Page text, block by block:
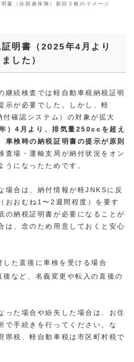
書（自賠責保険）新旧２枚のイメージ
明書（2025年4月より
した）
継続検査では軽自動車税納税証明
示が必要でした。しかし、軽
確認システム）の対象が拡大
）4月より、排気量250ccを超え
車検時の納税証明書の提示が原則
査場・運輸支局が納付状況をオン
うになったためです。
場合は、納付情報が軽JNKSに反
おおむね1〜2週間程度）を要す
の納税証明書が必要になることが
は、念のため用意しておくと安心
した直後に車検を受ける場合
後など、名義変更や転入の直後の
った場合や紛失した場合は、お住
で手続きを行ってください。な
県税、軽自動車税は市区町村税で